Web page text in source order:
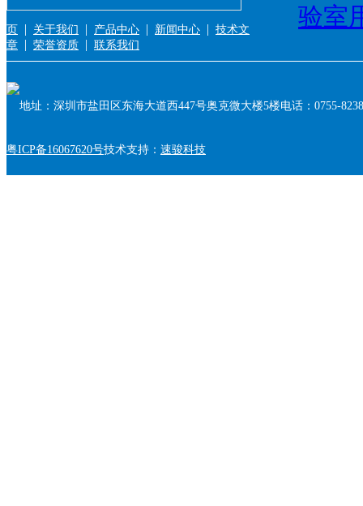
验室
页 | 关于我们 | 产品中心 | 新闻中心 | 技术文
章 | 荣誉资质 | 联系我们
地址：深圳市盐田区东海大道西447号奥克微大楼5楼电话：0755-
粤ICP备16067620号技术支持： 速骏科技